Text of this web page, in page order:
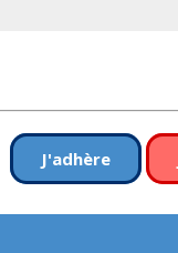
J'adhère